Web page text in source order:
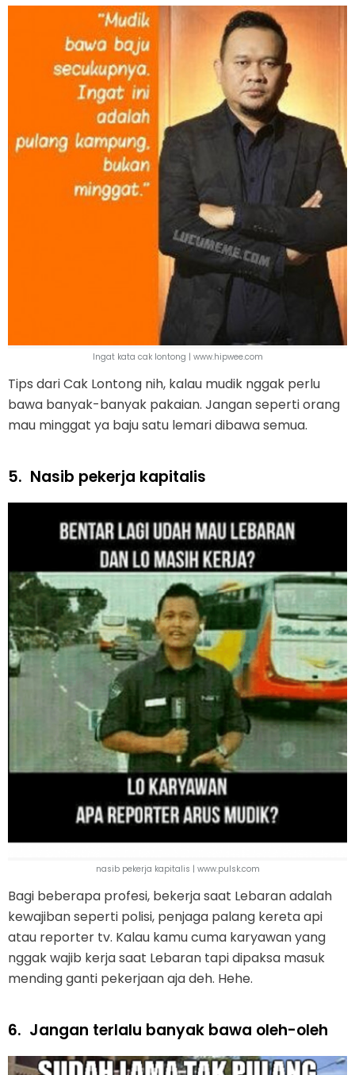
Ingat kata cak lontong | www.hipwee.com
Tips dari Cak Lontong nih, kalau mudik nggak perlu
bawa banyak-banyak pakaian. Jangan seperti orang
mau minggat ya baju satu lemari dibawa semua.
5. Nasib pekerja kapitalis
nasib pekerja kapitalis | www.pulsk.com
Bagi beberapa profesi, bekerja saat Lebaran adalah
kewajiban seperti polisi, penjaga palang kereta api
atau reporter tv. Kalau kamu cuma karyawan yang
nggak wajib kerja saat Lebaran tapi dipaksa masuk
mending ganti pekerjaan aja deh. Hehe.
6. Jangan terlalu banyak bawa oleh-oleh